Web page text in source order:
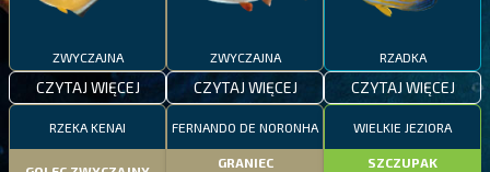
ZWYCZAJNA
CZYTAJ WIĘCEJ
ZWYCZAJNA
CZYTAJ WIĘCEJ
RZADKA
CZYTAJ WIĘCEJ
RZEKA KENAI FERNANDO DE NORONHA
GRANIEC
WIELKIE JEZIORA
SZCZUPAK